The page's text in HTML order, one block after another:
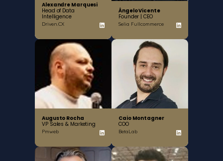
Alexandre Marquesi
Head of Data
Intelligence
Driven.CX
Ângelo Vicente
Founder | CEO
Selia Fullcommerce
Augusto Rocha
VP Sales & Marketing
Pmweb
Caio Montagner
COO
BetaLab